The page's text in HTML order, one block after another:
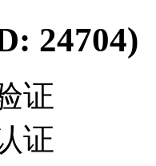
24704)
证
证